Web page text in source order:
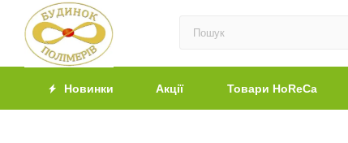
Новинки Акції Товари HoReCa